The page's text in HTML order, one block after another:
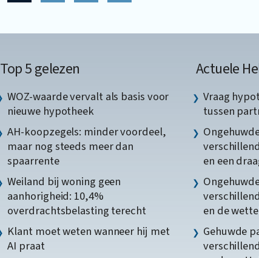
Top 5 gelezen
WOZ-waarde vervalt als basis voor
nieuwe hypotheek
AH-koopzegels: minder voordeel,
maar nog steeds meer dan
spaarrente
Weiland bij woning geen
aanhorigheid: 10,4%
overdrachtsbelasting terecht
Klant moet weten wanneer hij met
AI praat
Actuele
Vraag
tussen
en een
en de
Gehuwde